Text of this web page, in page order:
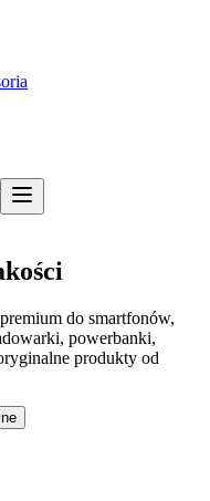
do smartfonów,
powerbanki,
produkty od